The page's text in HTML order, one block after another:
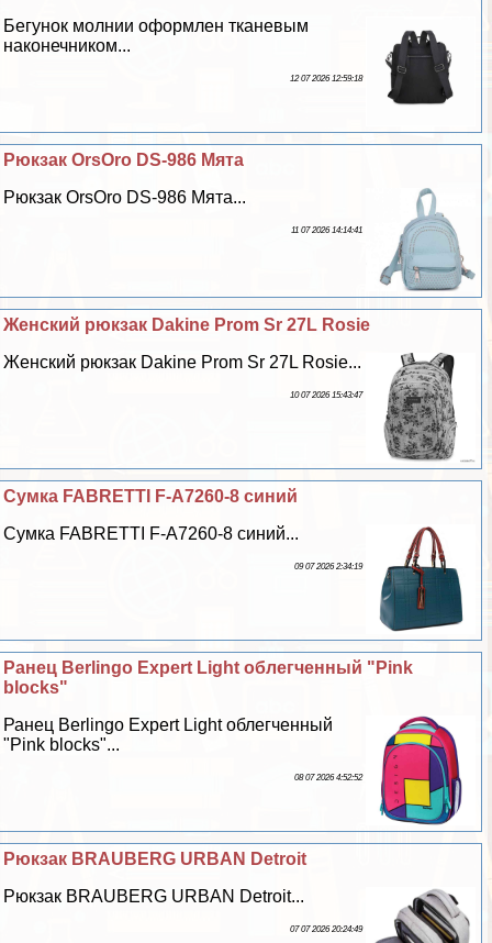
Бегунок молнии оформлен тканевым
наконечником...
12 07 2026 12:59:18
Рюкзак OrsOro DS-986 Мята
Рюкзак OrsOro DS-986 Мята...
11 07 2026 14:14:41
Женский рюкзак Dakine Prom Sr 27L Rosie
Женский рюкзак Dakine Prom Sr 27L Rosie...
10 07 2026 15:43:47
Сумка FABRETTI F-A7260-8 синий
Сумка FABRETTI F-A7260-8 синий...
09 07 2026 2:34:19
Ранец Berlingo Expert Light облегченный "Pink
blocks"
Ранец Berlingo Expert Light облегченный
"Pink blocks"...
08 07 2026 4:52:52
Рюкзак BRAUBERG URBAN Detroit
Рюкзак BRAUBERG URBAN Detroit...
07 07 2026 20:24:49